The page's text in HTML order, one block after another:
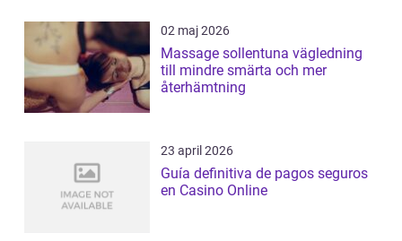
02 maj 2026
Massage sollentuna vägledning
till mindre smärta och mer
återhämtning
23 april 2026
Guía definitiva de pagos seguros
en Casino Online